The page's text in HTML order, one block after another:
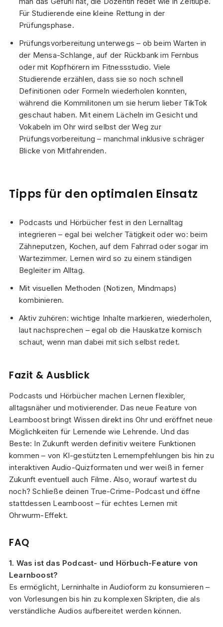
Für Studierende eine kleine Rettung in der
Prüfungsphase.
Prüfungsvorbereitung unterwegs – ob beim Warten in
der Mensa-Schlange, auf der Rückbank im Fernbus
oder mit Kopfhörern im Fitnessstudio. Viele
Studierende erzählen, dass sie so noch schnell
Definitionen oder Formeln wiederholen konnten,
während die Kommilitonen um sie herum lieber TikTok
geschaut haben. Mit einem Lächeln im Gesicht und
Vokabeln im Ohr wird selbst der Weg zur
Prüfungsvorbereitung – manchmal inklusive schräger
Blicke von Mitfahrenden.
Tipps für den optimalen Einsatz
Podcasts und Hörbücher fest in den Lernalltag
integrieren – egal bei welcher Tätigkeit oder wo: beim
Zähneputzen, Kochen, auf dem Fahrrad oder sogar im
Wartezimmer. Lernen wird so zu einem ständigen
Begleiter im Alltag.
Mit visuellen Methoden (Notizen, Mindmaps)
kombinieren.
Aktiv zuhören: wichtige Inhalte markieren, wiederholen,
laut nachsprechen – egal ob die Hauskatze komisch
schaut, wenn man dabei mit sich selbst redet.
Fazit & Ausblick
Podcasts und Hörbücher machen Lernen flexibler,
alltagsnäher und motivierender. Das neue Feature von
Learnboost bringt Wissen direkt ins Ohr und eröffnet neue
Möglichkeiten für Lernende wie Lehrende. Und das
Beste: In Zukunft werden definitiv weitere Funktionen
kommen – von KI-gestützten Lernempfehlungen bis hin zu
interaktiven Audio-Quizformaten und wer weiß in ferner
Zukunft eventuell auch Filme. Also, worauf wartest du
noch? Schließe deinen True-Crime-Podcast und öffne
stattdessen Learnboost – für echtes Lernen mit
Ohrwurm-Effekt.
FAQ
1. Was ist das Podcast- und Hörbuch-Feature von
Learnboost?
Es ermöglicht, Lerninhalte in Audioform zu konsumieren –
von Vorlesungen bis hin zu komplexen Skripten, die als
verständliche Audios aufbereitet werden können.